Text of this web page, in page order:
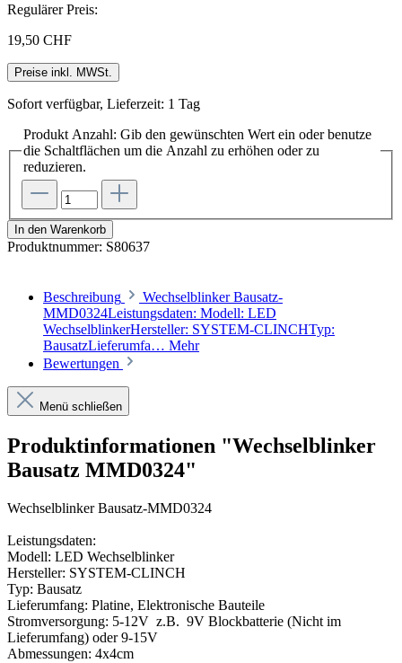
Regulärer Preis:
19,50 CHF
Preise inkl. MWSt.
Sofort verfügbar, Lieferzeit: 1 Tag
Produkt Anzahl: Gib den gewünschten Wert ein oder benutze
die Schaltflächen um die Anzahl zu erhöhen oder zu
reduzieren.
In den Warenkorb
Produktnummer: S80637
Beschreibung
Wechselblinker Bausatz-
MMD0324Leistungsdaten: Modell: LED
WechselblinkerHersteller: SYSTEM-CLINCHTyp:
BausatzLieferumfa… Mehr
Bewertungen
Menü schließen
Produktinformationen "Wechselblinker
Bausatz MMD0324"
Wechselblinker Bausatz-MMD0324
Leistungsdaten:
Modell: LED Wechselblinker
Hersteller: SYSTEM-CLINCH
Typ: Bausatz
Lieferumfang: Platine, Elektronische Bauteile
Stromversorgung: 5-12V z.B. 9V Blockbatterie (Nicht im
Lieferumfang) oder 9-15V
Abmessungen: 4x4cm